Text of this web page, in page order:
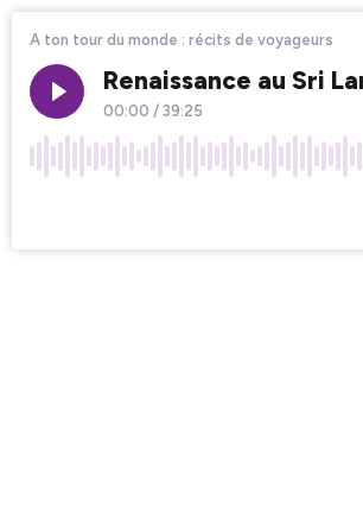
A ton tour du monde : récits de voyageurs
Renaissance au Sri
00:00 /39:25